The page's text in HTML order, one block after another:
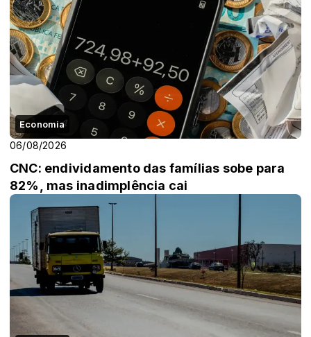
Economia
06/08/2026
CNC: endividamento das famílias sobe para
82%, mas inadimplência cai